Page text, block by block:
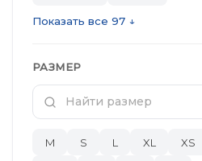
Показать все 97 ↓
РАЗМЕР
M S L XL XS